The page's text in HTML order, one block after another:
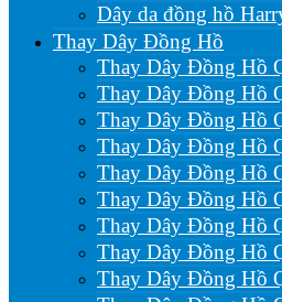
Dây da đồng hồ
Thay Dây Đồng Hồ
Thay Dây Đồng Hồ
Thay Dây Đồng Hồ
Thay Dây Đồng Hồ
Thay Dây Đồng Hồ
Thay Dây Đồng Hồ
Thay Dây Đồng Hồ
Thay Dây Đồng Hồ
Thay Dây Đồng Hồ
Thay Dây Đồng Hồ